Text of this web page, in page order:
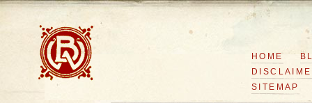
HOME
SITEMAP